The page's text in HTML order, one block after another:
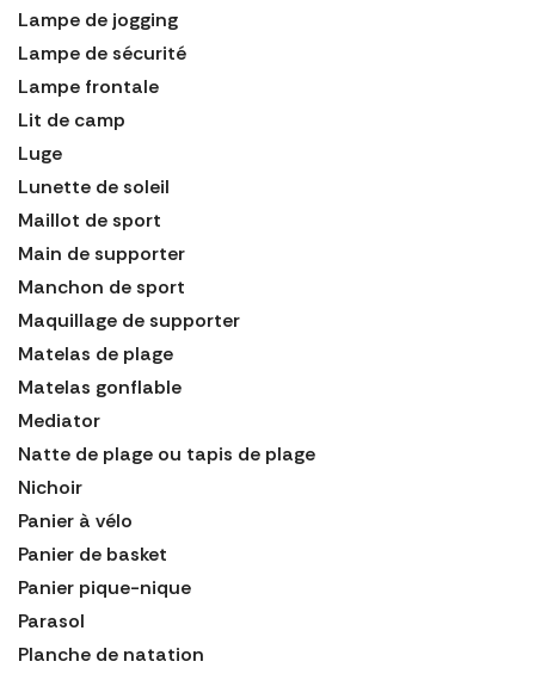
Lampe de jogging
Lampe de sécurité
Lampe frontale
Lit de camp
Luge
Lunette de soleil
Maillot de sport
Main de supporter
Manchon de sport
Maquillage de supporter
Matelas de plage
Matelas gonflable
Mediator
Natte de plage ou tapis de plage
Nichoir
Panier à vélo
Panier de basket
Panier pique-nique
Parasol
Planche de natation